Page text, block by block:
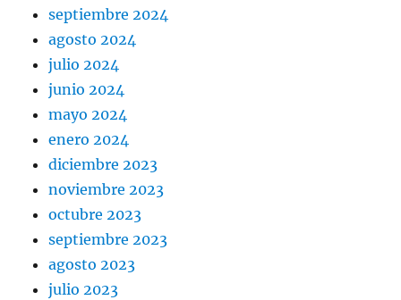
septiembre 2024
agosto 2024
julio 2024
junio 2024
mayo 2024
enero 2024
diciembre 2023
noviembre 2023
octubre 2023
septiembre 2023
agosto 2023
julio 2023